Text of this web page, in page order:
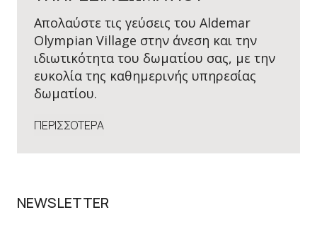
Απολαύστε τις γεύσεις του Aldemar
Olympian Village στην άνεση και την
ιδιωτικότητα του δωματίου σας, με την
ευκολία της καθημερινής υπηρεσίας
δωματίου.
ΠΕΡΙΣΣΟΤΕΡΑ
NEWSLETTER